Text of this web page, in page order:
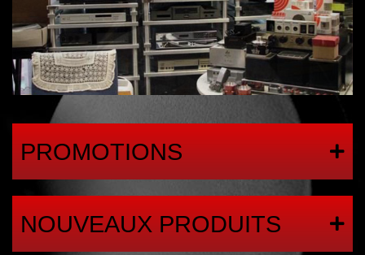
PROMOTIONS
NOUVEAUX PRODUITS